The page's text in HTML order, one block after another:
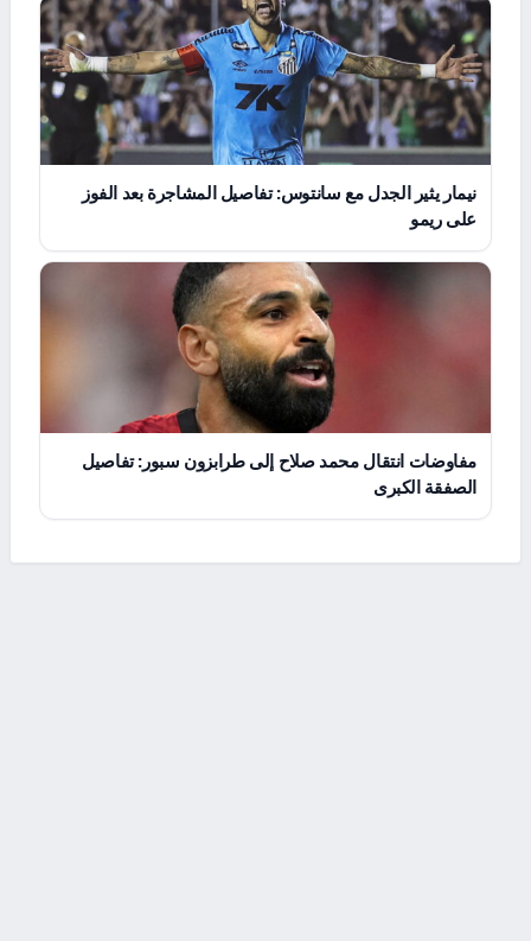
نيمار يثير الجدل مع سانتوس: تفاصيل المشاجرة بعد الفوز
على ريمو
مفاوضات انتقال محمد صلاح إلى طرابزون سبور: تفاصيل
الصفقة الكبرى